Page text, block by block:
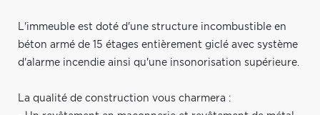
L'immeuble est doté d'une structure incombustible en
béton armé de 15 étages entièrement giclé avec système
d'alarme incendie ainsi qu'une insonorisation supérieure.
La qualité de construction vous charmera :